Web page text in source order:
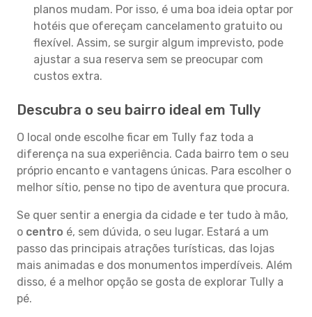
planos mudam. Por isso, é uma boa ideia optar por
hotéis que ofereçam cancelamento gratuito ou
flexível. Assim, se surgir algum imprevisto, pode
ajustar a sua reserva sem se preocupar com
custos extra.
Descubra o seu bairro ideal em Tully
O local onde escolhe ficar em Tully faz toda a
diferença na sua experiência. Cada bairro tem o seu
próprio encanto e vantagens únicas. Para escolher o
melhor sítio, pense no tipo de aventura que procura.
Se quer sentir a energia da cidade e ter tudo à mão,
o centro é, sem dúvida, o seu lugar. Estará a um
passo das principais atrações turísticas, das lojas
mais animadas e dos monumentos imperdíveis. Além
disso, é a melhor opção se gosta de explorar Tully a
pé.